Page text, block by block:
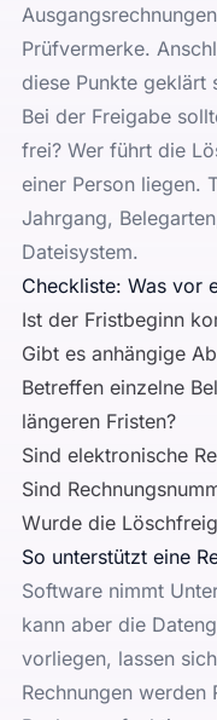
Prüfvermerke.
diese Punkte geklärt
Bei der Freigabe
frei? Wer führt die
einer Person liegen.
Jahrgang,
Dateisystem.
Checkliste: Was vor
Ist der Fristbeginn
Gibt es anhängige
Betreffen einzelne
längeren Fristen?
Sind elektronische
Sind
Wurde die
So unterstützt eine
Software nimmt
kann aber die
vorliegen, lassen
Rechnungen werden